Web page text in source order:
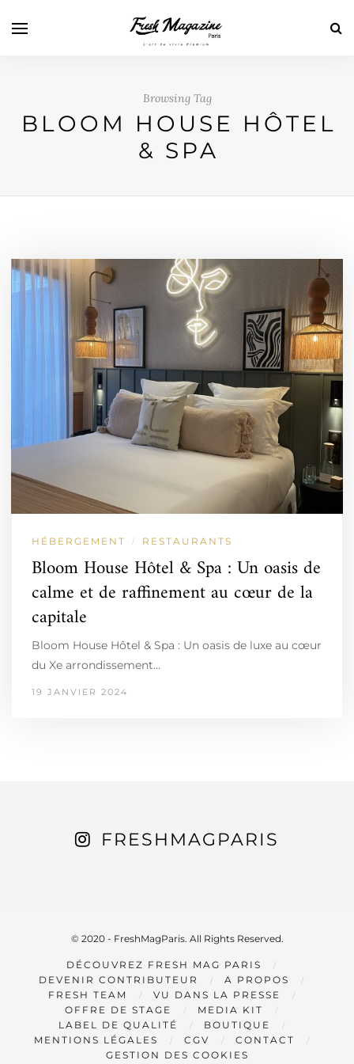
Browsing Tag
BLOOM HOUSE HÔTEL
& SPA
HÉBERGEMENT / RESTAURANTS
Bloom House Hôtel & Spa : Un oasis de
calme et de raffinement au cœur de la
capitale
Bloom House Hôtel & Spa : Un oasis de luxe au cœur
du Xe arrondissement…
19 JANVIER 2024
FRESHMAGPARIS
© 2020 - FreshMagParis. All Rights Reserved.
DÉCOUVREZ FRESH MAG PARIS
DEVENIR CONTRIBUTEUR
A PROPOS
FRESH TEAM
VU DANS LA PRESSE
OFFRE DE STAGE
MEDIA KIT
LABEL DE QUALITÉ
BOUTIQUE
MENTIONS LÉGALES
CGV
CONTACT
GESTION DES COOKIES